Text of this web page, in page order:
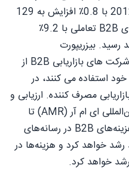
های B2B ایالات متحده تا سال 2012 با 0.8٪ افزایش به 129
میلیارد دلار خواهد رسید، هزینه های B2B تعاملی با 9.2٪
خواهد رسید. بیزریپورت
(BizReport) دریافت که 86٪ از شرکت های بازاریابی B2B از
استفاده می کنند، در
های بازاریابی مصرف کننده. ارزیابی و
پیش‌بینی بازاریابی آنلاین B2B بین‌المللی ای ام آر (AMR) تا
سال 2013 پیش‌بینی می‌کند که هزینه‌های B2B در رسانه‌های
سال 2013، 21 درصد رشد خواهد کرد و هزینه‌ها در